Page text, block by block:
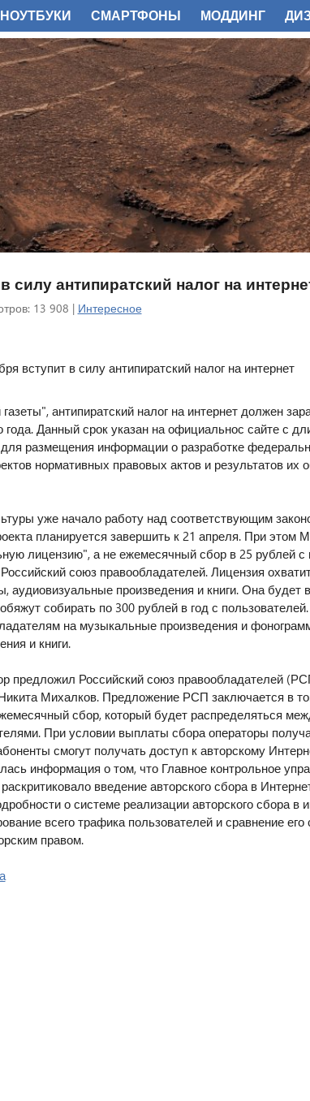
силу антипиратский налог на
13 908 | Интересное
антипиратский налог на интернет должен
года. Данный срок указан на официальнос сайте с
размещения информации о разработке
нормативных правовых актов и результатов их
уже начало работу над соответствующим
планируется завершить к 21 апреля. При этом
лицензию", а не ежемесячный сбор в 25 рублей с
союз правообладателей. Лицензия
аудиовизуальные произведения и книги. Она будет
собирать по 300 рублей в год с
на музыкальные произведения и
и книги.
предложил Российский союз правообладателей
Михалков. Предложение РСП заключается в
сбор, который будет распределяться
При условии выплаты сбора операторы
смогут получать доступ к авторскому
информация о том, что Главное контрольное
введение авторского сбора в
о системе реализации авторского сбора в
всего трафика пользователей и сравнение
правом.
СМАРТФОНЫ МОДДИНГ
ФОТО